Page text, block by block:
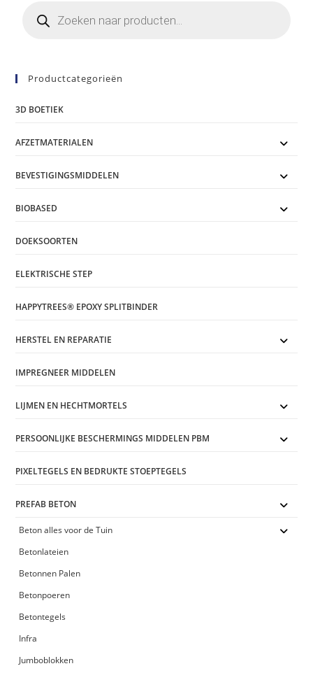
zoeken
Productcategorieën
3D BOETIEK
AFZETMATERIALEN
BEVESTIGINGSMIDDELEN
BIOBASED
DOEKSOORTEN
ELEKTRISCHE STEP
HAPPYTREES® EPOXY SPLITBINDER
HERSTEL EN REPARATIE
IMPREGNEER MIDDELEN
LIJMEN EN HECHTMORTELS
PERSOONLIJKE BESCHERMINGS MIDDELEN PBM
PIXELTEGELS EN BEDRUKTE STOEPTEGELS
PREFAB BETON
Beton alles voor de Tuin
Betonlateien
Betonnen Palen
Betonpoeren
Betontegels
Infra
Jumboblokken